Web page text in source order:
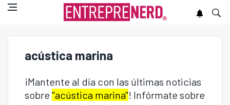
acústica marina
¡Mantente al día con las últimas noticias
sobre "acústica marina"! Infórmate sobre